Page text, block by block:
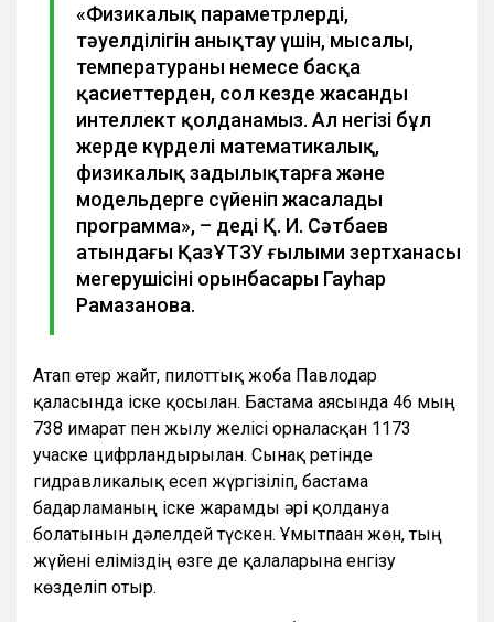
«Физикалық параметрлерді,
тәуелділігін анықтау үшін, мысалы,
температураны немесе басқа
қасиеттерден, сол кезде жасанды
интеллект қолданамыз. Ал негізі бұл
жерде күрделі математикалық,
физикалық заңдылықтарға және
модельдерге сүйеніп жасалады
программа», – деді Қ. И. Сәтбаев
атындағы ҚазҰТЗУ ғылыми зертханасы
меңгерушісінің орынбасары Гауһар
Рамазанова.
Атап өтер жайт, пилоттық жоба Павлодар
қаласында іске қосылған. Бастама аясында 46 мың
738 ғимарат пен жылу желісі орналасқан 1173
учаске цифрландырылған. Сынақ ретінде
гидравликалық есеп жүргізіліп, бастама
бағдарламаның іске жарамды әрі қолдануға
болатынын дәлелдей түскен. Ұмытпаған жөн, тың
жүйені еліміздің өзге де қалаларына енгізу
көзделіп отыр.